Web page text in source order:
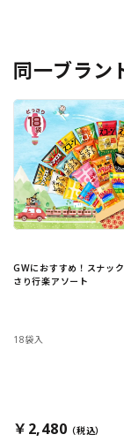
同一ブラン
GWにおすすめ！スナッ
さり行楽アソート
18袋入
￥2,480